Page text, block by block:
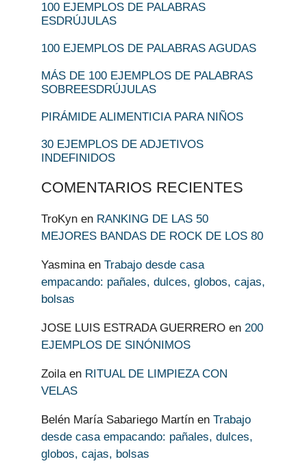
100 EJEMPLOS DE PALABRAS
ESDRÚJULAS
100 EJEMPLOS DE PALABRAS AGUDAS
MÁS DE 100 EJEMPLOS DE PALABRAS
SOBREESDRÚJULAS
PIRÁMIDE ALIMENTICIA PARA NIÑOS
30 EJEMPLOS DE ADJETIVOS
INDEFINIDOS
COMENTARIOS RECIENTES
TroKyn en RANKING DE LAS 50
MEJORES BANDAS DE ROCK DE LOS 80
Yasminaen Trabajo desde casa
empacando: pañales, dulces, globos, cajas,
bolsas
JOSE LUIS ESTRADA GUERRERO en 200
EJEMPLOS DE SINÓNIMOS
Zoilaen RITUAL DE LIMPIEZA CON
VELAS
Belén María Sabariego Martín en Trabajo
desde casa empacando: pañales, dulces,
globos, cajas, bolsas